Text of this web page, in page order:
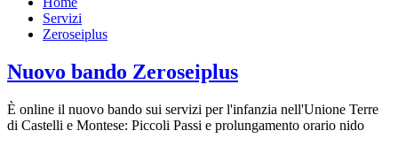
Servizi
Zeroseiplus
Nuovo bando Zeroseiplus
È online il nuovo bando sui servizi per l'infanzia nell'Unione Terre
di Castelli e Montese: Piccoli Passi e prolungamento orario nido